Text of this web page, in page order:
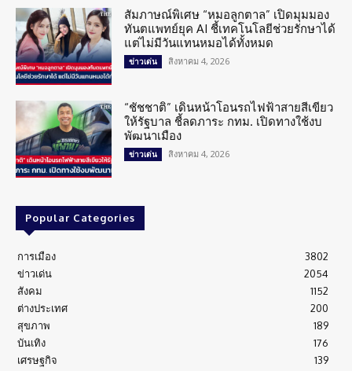
สัมภาษณ์พิเศษ “หมอลูกตาล” เปิดมุมมอง
ทันตแพทย์ยุค AI ชี้เทคโนโลยีช่วยรักษาได้
แต่ไม่มีวันแทนหมอได้ทั้งหมด
ข่าวเด่น สิงหาคม 4, 2026
“ชัชชาติ” เดินหน้าโอนรถไฟฟ้าสายสีเขียว
ให้รัฐบาล ชี้ลดภาระ กทม. เปิดทางใช้งบ
พัฒนาเมือง
ข่าวเด่น สิงหาคม 4, 2026
Popular Categories
การเมือง
3802
ข่าวเด่น
2054
สังคม
1152
ต่างประเทศ
200
สุขภาพ
189
บันเทิง
176
เศรษฐกิจ
139